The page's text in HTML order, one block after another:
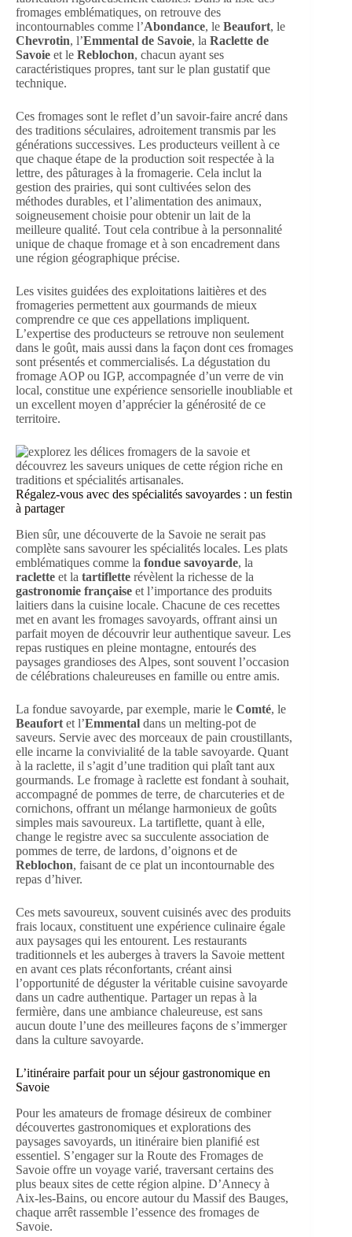
fromages emblématiques, on retrouve des
incontournables comme l’Abondance, le Beaufort, le
Chevrotin, l’Emmental de Savoie, la Raclette de
Savoie et le Reblochon, chacun ayant ses
caractéristiques propres, tant sur le plan gustatif que
technique.
Ces fromages sont le reflet d’un savoir-faire ancré dans
des traditions séculaires, adroitement transmis par les
générations successives. Les producteurs veillent à ce
que chaque étape de la production soit respectée à la
lettre, des pâturages à la fromagerie. Cela inclut la
gestion des prairies, qui sont cultivées selon des
méthodes durables, et l’alimentation des animaux,
soigneusement choisie pour obtenir un lait de la
meilleure qualité. Tout cela contribue à la personnalité
unique de chaque fromage et à son encadrement dans
une région géographique précise.
Les visites guidées des exploitations laitières et des
fromageries permettent aux gourmands de mieux
comprendre ce que ces appellations impliquent.
L’expertise des producteurs se retrouve non seulement
dans le goût, mais aussi dans la façon dont ces fromages
sont présentés et commercialisés. La dégustation du
fromage AOP ou IGP, accompagnée d’un verre de vin
local, constitue une expérience sensorielle inoubliable et
un excellent moyen d’apprécier la générosité de ce
territoire.
Régalez-vous avec des spécialités savoyardes : un festin
à partager
Bien sûr, une découverte de la Savoie ne serait pas
complète sans savourer les spécialités locales. Les plats
emblématiques comme la fondue savoyarde, la
raclette et la tartiflette révèlent la richesse de la
gastronomie française et l’importance des produits
laitiers dans la cuisine locale. Chacune de ces recettes
met en avant les fromages savoyards, offrant ainsi un
parfait moyen de découvrir leur authentique saveur. Les
repas rustiques en pleine montagne, entourés des
paysages grandioses des Alpes, sont souvent l’occasion
de célébrations chaleureuses en famille ou entre amis.
La fondue savoyarde, par exemple, marie le Comté, le
Beaufort et l’Emmental dans un melting-pot de
saveurs. Servie avec des morceaux de pain croustillants,
elle incarne la convivialité de la table savoyarde. Quant
à la raclette, il s’agit d’une tradition qui plaît tant aux
gourmands. Le fromage à raclette est fondant à souhait,
accompagné de pommes de terre, de charcuteries et de
cornichons, offrant un mélange harmonieux de goûts
simples mais savoureux. La tartiflette, quant à elle,
change le registre avec sa succulente association de
pommes de terre, de lardons, d’oignons et de
Reblochon, faisant de ce plat un incontournable des
repas d’hiver.
Ces mets savoureux, souvent cuisinés avec des produits
frais locaux, constituent une expérience culinaire égale
aux paysages qui les entourent. Les restaurants
traditionnels et les auberges à travers la Savoie mettent
en avant ces plats réconfortants, créant ainsi
l’opportunité de déguster la véritable cuisine savoyarde
dans un cadre authentique. Partager un repas à la
fermière, dans une ambiance chaleureuse, est sans
aucun doute l’une des meilleures façons de s’immerger
dans la culture savoyarde.
L’itinéraire parfait pour un séjour gastronomique en
Savoie
Pour les amateurs de fromage désireux de combiner
découvertes gastronomiques et explorations des
paysages savoyards, un itinéraire bien planifié est
essentiel. S’engager sur la Route des Fromages de
Savoie offre un voyage varié, traversant certains des
plus beaux sites de cette région alpine. D’Annecy à
Aix-les-Bains, ou encore autour du Massif des Bauges,
chaque arrêt rassemble l’essence des fromages de
Savoie.